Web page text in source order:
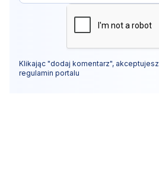
Klikając "dodaj komentarz", akceptujesz
regulamin portalu